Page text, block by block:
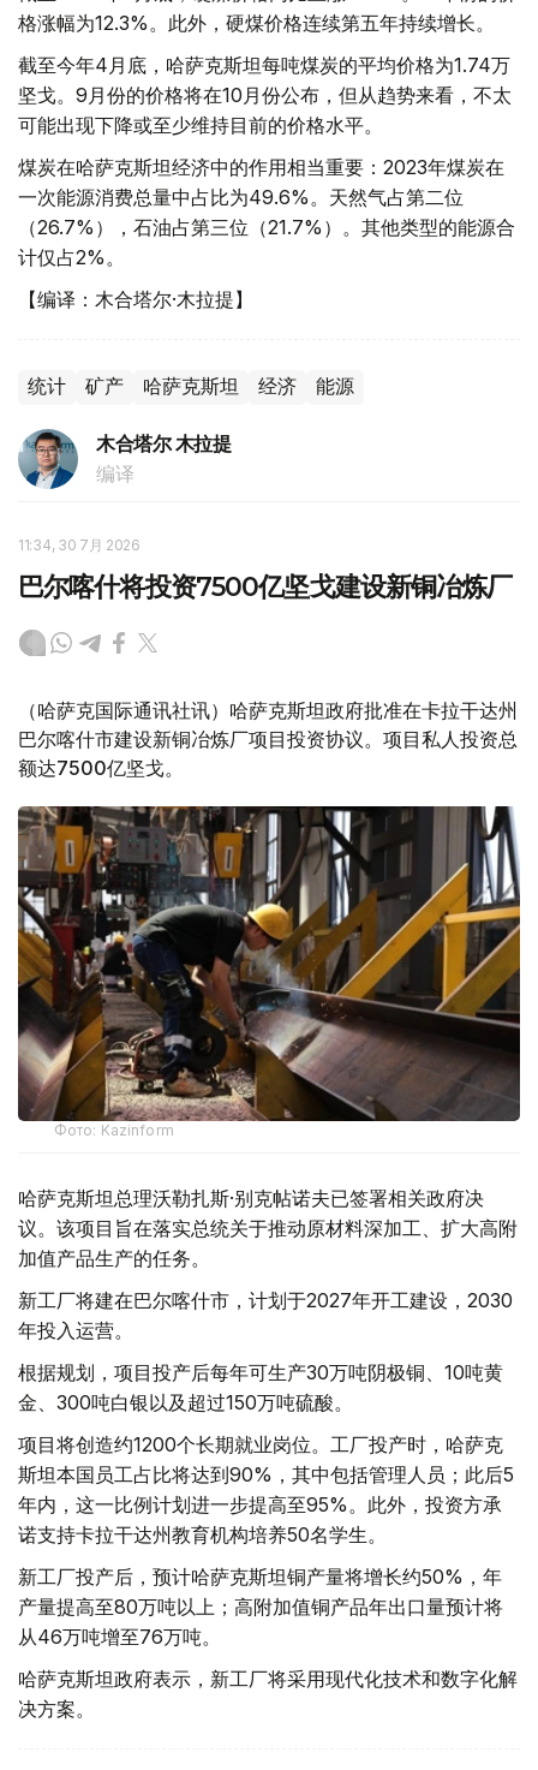
格涨幅为12.3%。此外，硬煤价格连续第五年持续增长。
截至今年4月底，哈萨克斯坦每吨煤炭的平均价格为1.74万
坚戈。9月份的价格将在10月份公布，但从趋势来看，不太
可能出现下降或至少维持目前的价格水平。
煤炭在哈萨克斯坦经济中的作用相当重要：2023年煤炭在
一次能源消费总量中占比为49.6%。天然气占第二位
（26.7%），石油占第三位（21.7%）。其他类型的能源合
计仅占2%。
【编译：木合塔尔·木拉提】
统计 矿产 哈萨克斯坦 经济 能源
木合塔尔 木拉提
编译
11:34, 30 7月 2026
巴尔喀什将投资7500亿坚戈建设新铜冶炼厂
（哈萨克国际通讯社讯）哈萨克斯坦政府批准在卡拉干达州
巴尔喀什市建设新铜冶炼厂项目投资协议。项目私人投资总
额达7500亿坚戈。
Фото: Kazinform
哈萨克斯坦总理沃勒扎斯·别克帖诺夫已签署相关政府决
议。该项目旨在落实总统关于推动原材料深加工、扩大高附
加值产品生产的任务。
新工厂将建在巴尔喀什市，计划于2027年开工建设，2030
年投入运营。
根据规划，项目投产后每年可生产30万吨阴极铜、10吨黄
金、300吨白银以及超过150万吨硫酸。
项目将创造约1200个长期就业岗位。工厂投产时，哈萨克
斯坦本国员工占比将达到90%，其中包括管理人员；此后5
年内，这一比例计划进一步提高至95%。此外，投资方承
诺支持卡拉干达州教育机构培养50名学生。
新工厂投产后，预计哈萨克斯坦铜产量将增长约50%，年
产量提高至80万吨以上；高附加值铜产品年出口量预计将
从46万吨增至76万吨。
哈萨克斯坦政府表示，新工厂将采用现代化技术和数字化解
决方案。